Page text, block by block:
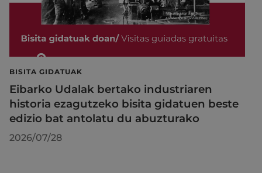
BISITA GIDATUAK
Eibarko Udalak bertako industriaren
historia ezagutzeko bisita gidatuen beste
edizio bat antolatu du abuzturako
2026/07/28